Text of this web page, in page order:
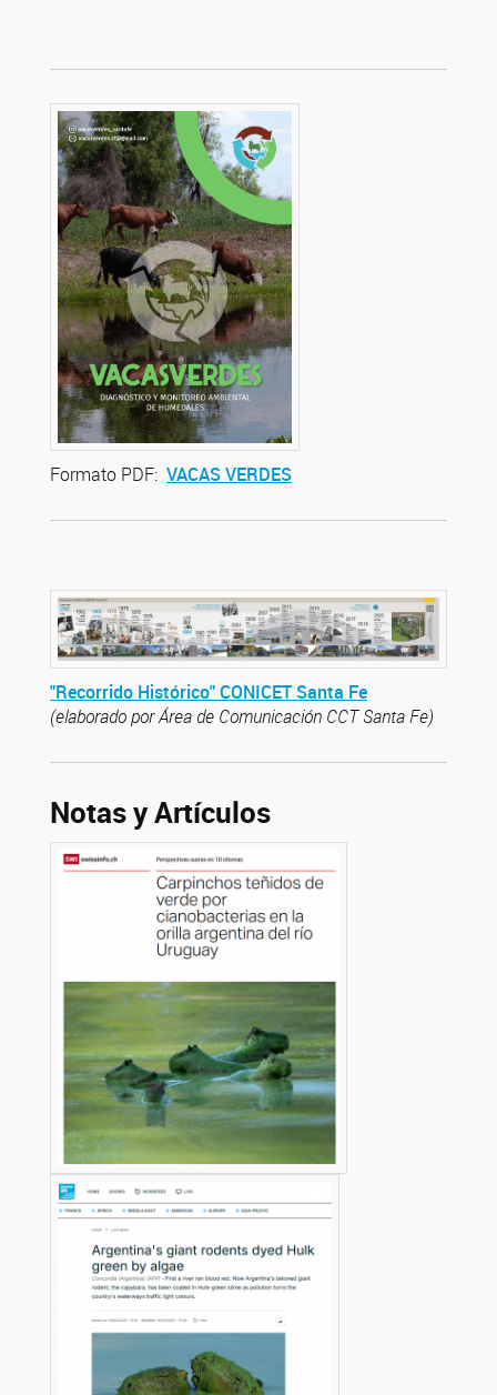
Formato PDF: VACAS VERDES
"Recorrido Histórico" CONICET Santa Fe
(elaborado por Área de Comunicación CCT Santa Fe)
Notas y Artículos